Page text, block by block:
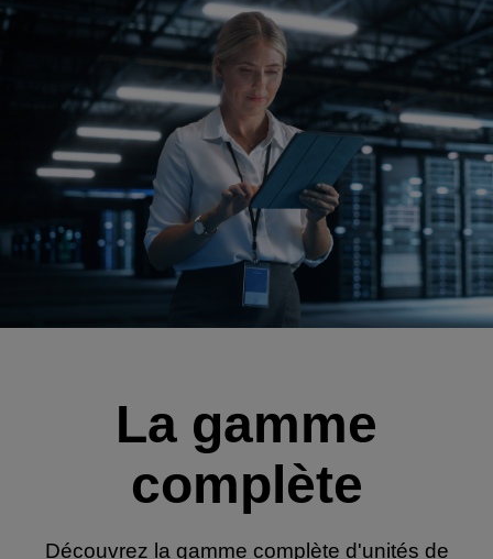
La gamme
complète
Découvrez la gamme complète d'unités de